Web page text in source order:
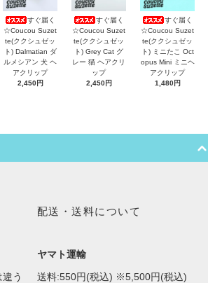
すぐ届く
☆Coucou Suzet
te(ククシュゼッ
ト) Dalmatian ダ
ルメシアン 犬 ヘ
アクリップ
2,450円
すぐ届く
☆Coucou Suzet
te(ククシュゼッ
ト) Grey Cat グ
レー 猫 ヘアクリ
ップ
2,450円
すぐ届く
☆Coucou Suzet
te(ククシュゼッ
ト) ミニたこ Oct
opus Mini ミニヘ
アクリップ
1,480円
う
配送・送料について
ヤマト運輸
送料:550円(税込) ※5,500円(税込)